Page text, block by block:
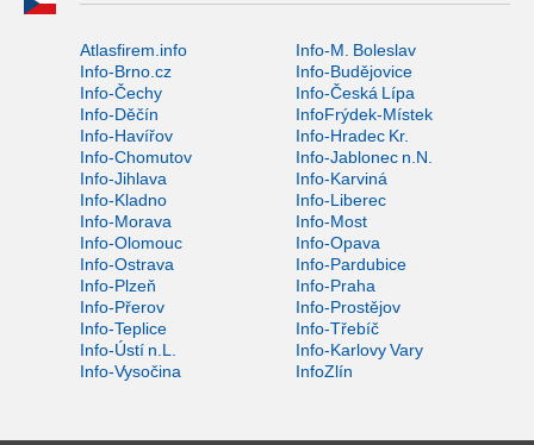
Atlasfirem.info
Info-M. Boleslav
Info-Brno.cz
Info-Budějovice
Info-Čechy
Info-Česká Lípa
Info-Děčín
InfoFrýdek-Místek
Info-Havířov
Info-Hradec Kr.
Info-Chomutov
Info-Jablonec n.N.
Info-Jihlava
Info-Karviná
Info-Kladno
Info-Liberec
Info-Morava
Info-Most
Info-Olomouc
Info-Opava
Info-Ostrava
Info-Pardubice
Info-Plzeň
Info-Praha
Info-Přerov
Info-Prostějov
Info-Teplice
Info-Třebíč
Info-Ústí n.L.
Info-Karlovy Vary
Info-Vysočina
InfoZlín